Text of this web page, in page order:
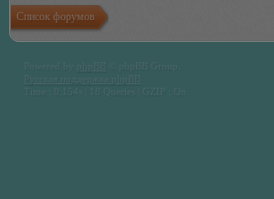
Список форумов
Time : 0.154s | 18 Queries | GZIP : On